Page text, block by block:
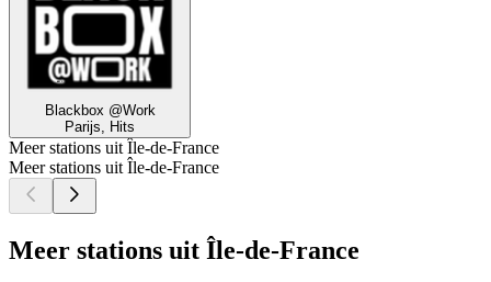
Blackbox @Work
Parijs, Hits
Meer stations uit Île-de-France
Meer stations uit Île-de-France
Meer stations uit Île-de-France